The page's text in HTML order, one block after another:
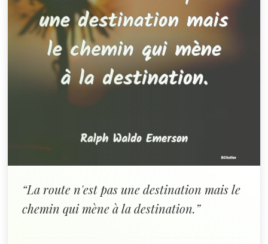
“La route n'est pas une destination mais le
chemin qui mène à la destination.”